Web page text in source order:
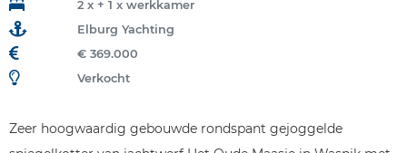
2 x + 1 x werkkamer
Elburg Yachting
€ 369.000
Verkocht
Zeer hoogwaardig gebouwde rondspant gejoggelde